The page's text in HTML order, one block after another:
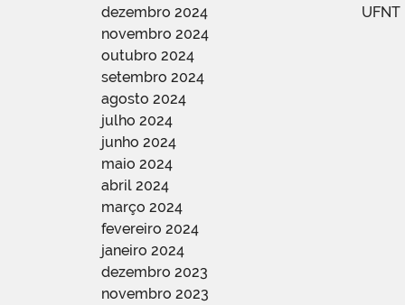
dezembro 2024
novembro 2024
outubro 2024
setembro 2024
agosto 2024
julho 2024
junho 2024
maio 2024
abril 2024
março 2024
fevereiro 2024
janeiro 2024
dezembro 2023
novembro 2023
UFNT